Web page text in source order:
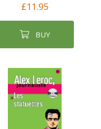
£11.95
BUY